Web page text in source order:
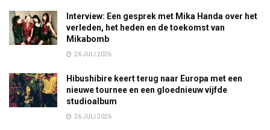
Interview: Een gesprek met Mika Handa over het
verleden, het heden en de toekomst van
Mikabomb
26 JULI 2026
Hibushibire keert terug naar Europa met een
nieuwe tournee en een gloednieuw vijfde
studioalbum
26 JULI 2026